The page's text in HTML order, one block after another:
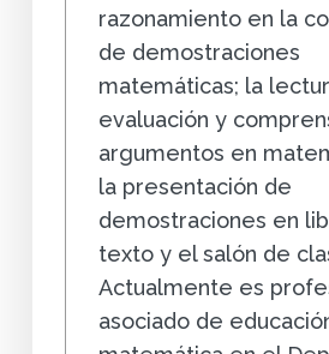
razonamiento en la
de demostraciones
matemáticas; la
evaluación y
argumentos en
la presentación de
demostraciones en
texto y el salón de
Actualmente es
asociado de